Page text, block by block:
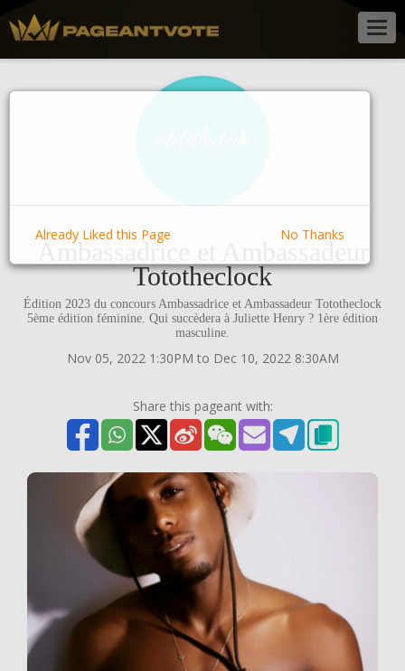
Ambassadrice et Ambassadeur
Tototheclock
Édition 2023 du concours Ambassadrice et Ambassadeur Tototheclock
5ème édition féminine. Qui succèdera à Juliette Henry ? 1ère édition
masculine.
Nov 05, 2022 1:30PM to Dec 10, 2022 8:30AM
Share this pageant with:
Already Liked this Page No Thanks